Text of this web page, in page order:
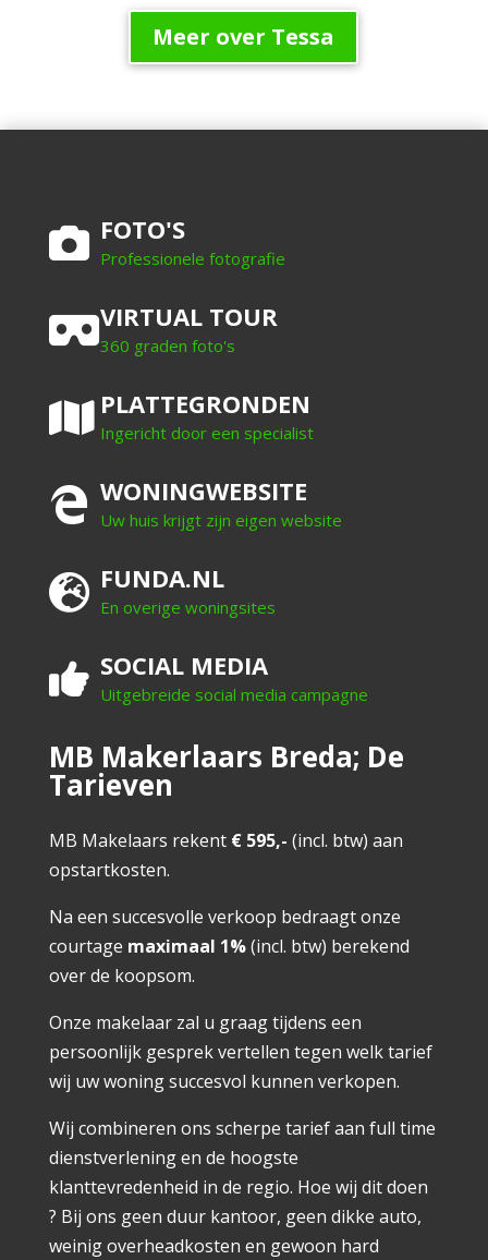
Meer over Tessa
FOTO'S
Professionele fotografie
VIRTUAL TOUR
360 graden foto's
PLATTEGRONDEN
Ingericht door een specialist
WONINGWEBSITE
Uw huis krijgt zijn eigen website
FUNDA.NL
En overige woningsites
SOCIAL MEDIA
Uitgebreide social media campagne
MB Makerlaars Breda; De
Tarieven
MB Makelaars rekent € 595,- (incl. btw) aan
opstartkosten.
Na een succesvolle verkoop bedraagt onze
courtage maximaal 1%(incl. btw) berekend
over de koopsom.
Onze makelaar zal u graag tijdens een
persoonlijk gesprek vertellen tegen welk tarief
wij uw woning succesvol kunnen verkopen.
Wij combineren ons scherpe tarief aan full time
dienstverlening en de hoogste
klanttevredenheid in de regio. Hoe wij dit doen
? Bij ons geen duur kantoor, geen dikke auto,
weinig overheadkosten en gewoon hard